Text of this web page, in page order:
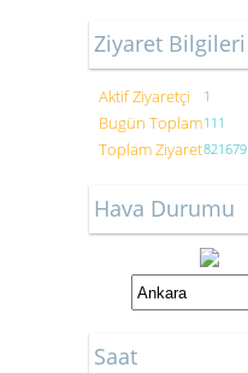
Ziyaret Bilgileri
Aktif Ziyaretçi 1
Bugün Toplam111
Toplam Ziyaret821679
Hava Durumu
Saat